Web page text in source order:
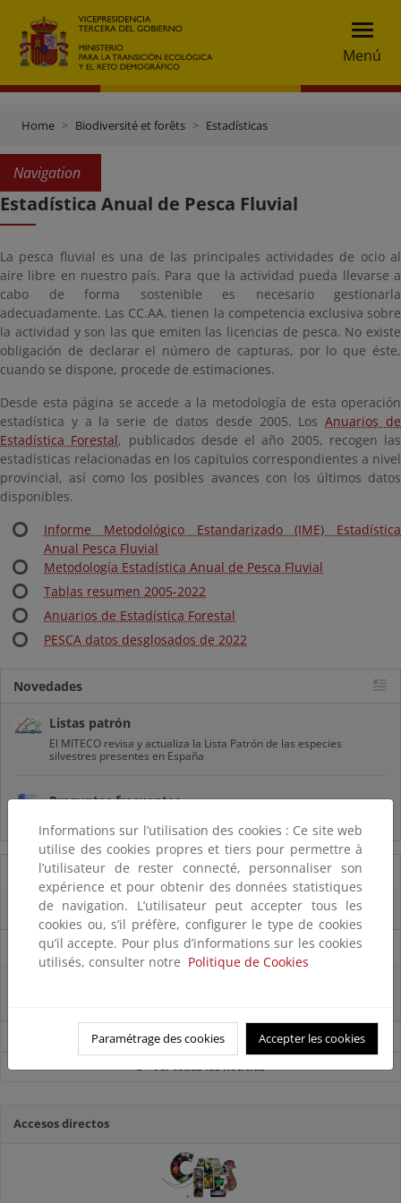
Menú
Home Biodiversité et forêts Estadísticas
Navigation
Estadística Anual de Pesca Fluvial
La pesca fluvial es una de las principales actividades de ocio al
aire libre en nuestro país. Para que la actividad pueda llevarse a
cabo de forma sostenible es necesario gestionarla
adecuadamente. Las CC.AA. tienen la competencia exclusiva sobre
la actividad y son las que emiten las licencias de pesca. No existe
obligación de declarar el número de capturas, por lo que éste,
cuando se dispone, procede de estimaciones.
Desde esta página se accede a la metodología de esta operación
estadística y a la serie de datos desde 2005. LosAnuarios de
Estadística Forestal, publicados desde el año 2005, recogen las
estadísticas relacionadas en los capítulos correspondientes a nivel
provincial, así como los posibles avances con los últimos datos
disponibles.
Informe Metodológico Estandarizado (IME) Estadística
Anual Pesca Fluvial
Metodología Estadística Anual de Pesca Fluvial
Tablas resumen 2005-2022
Anuarios de Estadística Forestal
PESCA datos desglosados de 2022
Novedades
Listas patrón
El MITECO revisa y actualiza la Lista Patrón de las especies
silvestres presentes en España
Preguntas frecuentes...
07/08/2025
El censo de aves del Parque Nacional de las Tablas bate récords históricos
27/06/2025
Noticias sobre Biodiversidad
Ver todas las noticias
Accesos directos
Informations sur l’utilisation des cookies : Ce site web
utilise des cookies propres et tiers pour permettre à
l’utilisateur de rester connecté, personnaliser son
expérience et pour obtenir des données statistiques
de navigation. L’utilisateur peut accepter tous les
cookies ou, s’il préfère, configurer le type de cookies
qu’il accepte. Pour plus d’informations sur les cookies
utilisés, consulter notre Politique de Cookies
Paramétrage des cookies Accepter les cookies